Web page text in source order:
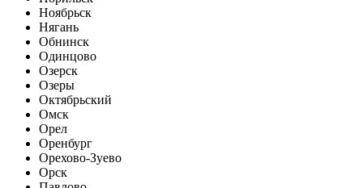
Ноябрьск
Нягань
Обнинск
Одинцово
Озерск
Озеры
Октябрьский
Омск
Орел
Оренбург
Орехово-Зуево
Орск